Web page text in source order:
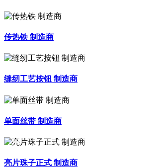
传热铁 制造商
缝纫工艺按钮 制造商
单面丝带 制造商
亮片珠子正式 制造商